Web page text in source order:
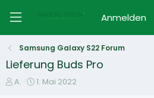
Anmelden
Samsung Galaxy S22 Forum
Lieferung Buds Pro
E
A.
E1. Mai 2022